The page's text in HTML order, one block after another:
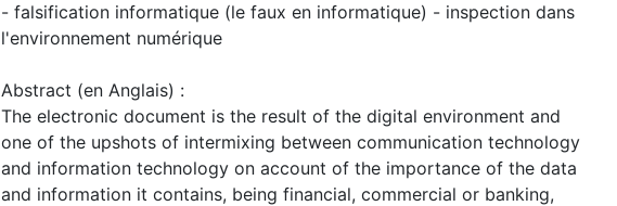
- falsification informatique (le faux en informatique) - inspection dans
l'environnement numérique
Abstract (en Anglais) :
The electronic document is the result of the digital environment and
one of the upshots of intermixing between communication technology
and information technology on account of the importance of the data
and information it contains, being financial, commercial or banking,